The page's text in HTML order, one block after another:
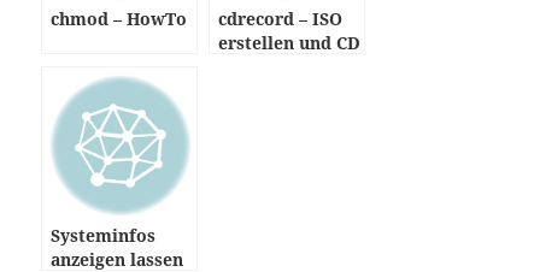
chmod – HowTo
cdrecord – ISO
erstellen und CD
Systeminfos
anzeigen lassen